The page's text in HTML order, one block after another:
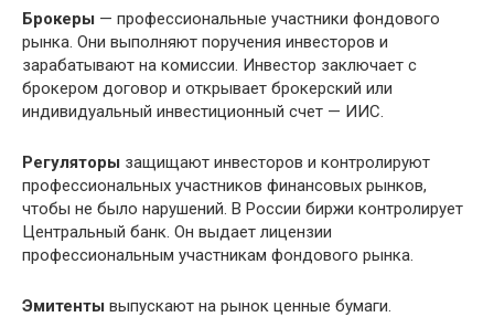
Брокеры — профессиональные участники фондового
рынка. Они выполняют поручения инвесторов и
зарабатывают на комиссии. Инвестор заключает с
брокером договор и открывает брокерский или
индивидуальный инвестиционный счет — ИИС.
Регуляторы защищают инвесторов и контролируют
профессиональных участников финансовых рынков,
чтобы не было нарушений. В России биржи контролирует
Центральный банк. Он выдает лицензии
профессиональным участникам фондового рынка.
Эмитенты выпускают на рынок ценные бумаги.